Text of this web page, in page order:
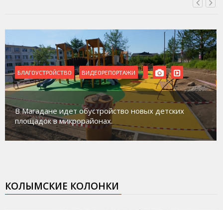
БЛАГОУСТРОЙСТВО ВИДЕОРЕПОРТАЖИ
В Магадане идет обустройство новых детских
площадок в микрорайонах.
КОЛЫМСКИЕ КОЛОНКИ